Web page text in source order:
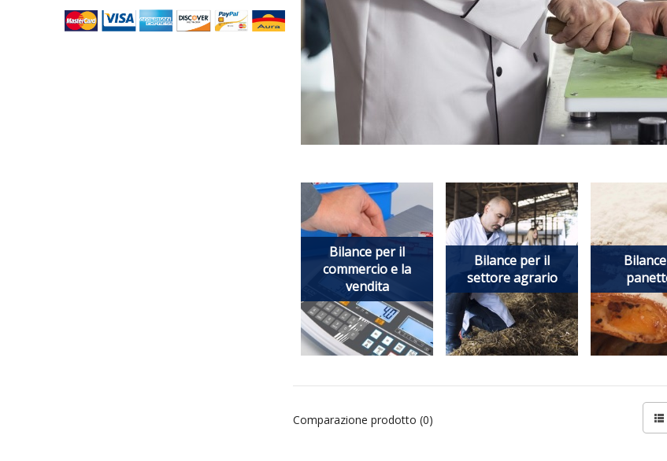
Bilance per il
commercio e la
vendita
Bilance per il
settore agrario
Comparazione prodotto (0)